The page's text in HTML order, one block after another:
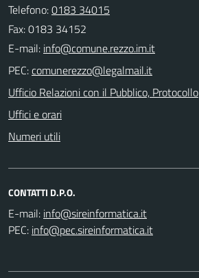
Telefono:0183 34015
Fax: 0183 34152
E-mail:
PEC:
Ufficio Relazioni con il Pubblico, Protocollo
Uffici e orari
Numeri utili
CONTATTI D.P.O.
E-mail:
PEC: